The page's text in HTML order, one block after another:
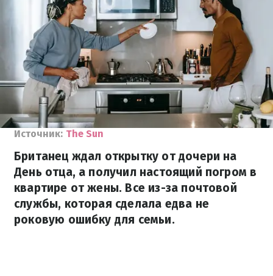
Источник: The Sun
Британец ждал открытку от дочери на
День отца, а получил настоящий погром в
квартире от жены. Все из-за почтовой
службы, которая сделала едва не
роковую ошибку для семьи.